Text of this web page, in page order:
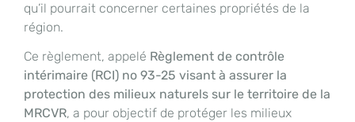
qu’il pourrait concerner certaines propriétés de la
région.
Ce règlement, appelé Règlement de contrôle
intérimaire (RCI) no 93-25 visant à assurer la
protection des milieux naturels sur le territoire de la
MRCVR, a pour objectif de protéger les milieux